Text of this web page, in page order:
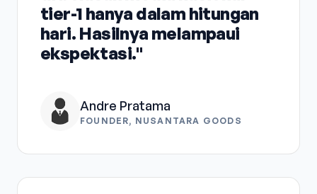
tier-1 hanya dalam hitungan
hari. Hasilnya melampaui
ekspektasi."
Andre Pratama
FOUNDER, NUSANTARA GOODS